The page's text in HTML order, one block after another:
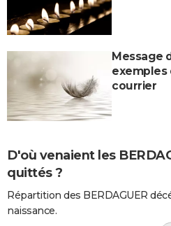
Message
exemples
courrier
D'où venaient les
quittés ?
Répartition des BERDAGUER
naissance.